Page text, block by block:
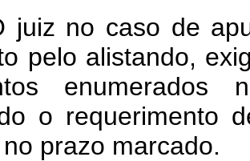
juiz no caso de
pelo alistando,
o requerimento
prazo marcado.